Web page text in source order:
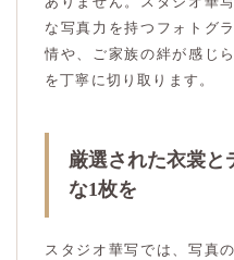
な写真力を持つフォトグ
情や、ご家族の絆が感じ
を丁寧に切り取ります。
厳選された衣裳と
な1枚を
スタジオ華写では、写真